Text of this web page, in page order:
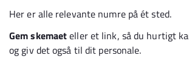
Her er alle relevante numre på ét sted.
Gem skemaeteller et link, så du hurtigt
og giv det også til dit personale.